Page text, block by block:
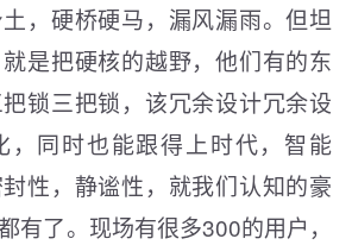
，硬桥硬马，漏风漏雨。但坦
是把硬核的越野，他们有的东
锁三把锁，该冗余设计冗余设
，同时也能跟得上时代，智能
性，静谧性，就我们认知的豪
有了。现场有很多300的用户，